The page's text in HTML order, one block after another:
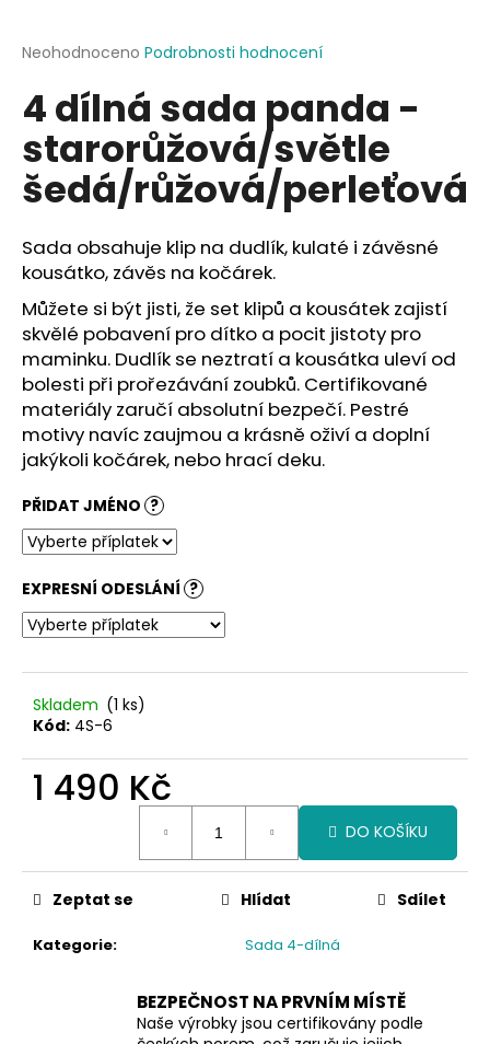
Průměrné
produktu
je
z
5
hvězdiček.
Neohodnoceno Podrobnosti hodnocení
4 dílná sada panda -
starorůžová/světle
šedá/růžová/perleťová
Sada obsahuje klip na dudlík, kulaté i závěsné
kousátko, závěs na kočárek.
Můžete si být jisti, že set klipů a kousátek zajistí
skvělé pobavení pro dítko a pocit jistoty pro
maminku. Dudlík se neztratí a kousátka uleví od
bolesti při prořezávání zoubků. Certifikované
materiály zaručí absolutní bezpečí. Pestré
motivy navíc zaujmou a krásně oživí a doplní
jakýkoli kočárek, nebo hrací deku.
PŘIDAT JMÉNO ?
EXPRESNÍ ODESLÁNÍ ?
Skladem (1 ks)
Kód: 4S-6
1 490 Kč
DO KOŠÍKU
Kategorie: Sada 4-dílná
Zeptat se Hlídat Sdílet
BEZPEČNOST NA PRVNÍM MÍSTĚ
Naše výrobky jsou certifikovány podle
j
t
?
HLEDAT
D
o
p
o
r
u
č
u
j
m
e